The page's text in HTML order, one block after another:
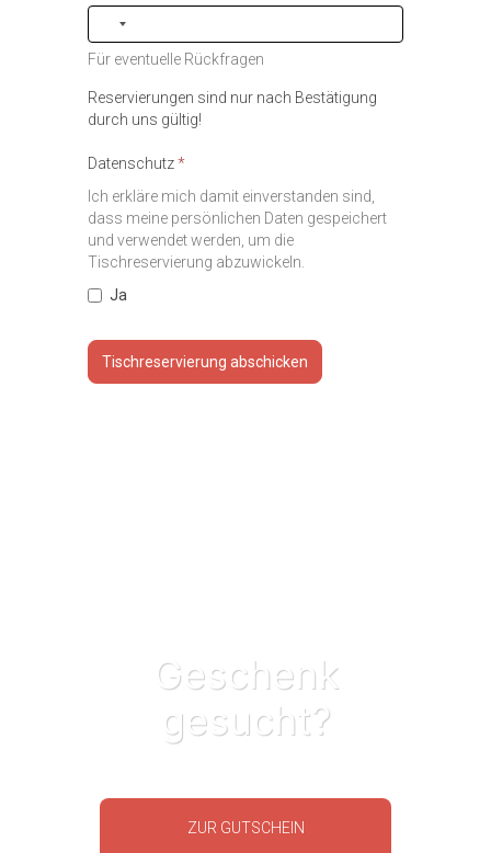
Für eventuelle Rückfragen
Reservierungen sind nur nach Bestätigung
durch uns gültig!
Datenschutz*
Ich erkläre mich damit einverstanden sind,
dass meine persönlichen Daten gespeichert
und verwendet werden, um die
Tischreservierung abzuwickeln.
Ja
Tischreservierung abschicken
Geschenk
gesucht?
ZUR GUTSCHEIN